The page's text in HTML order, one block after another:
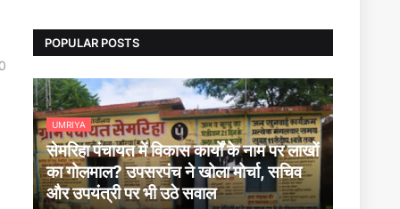
POPULAR POSTS
UMRIYA
सेमरिहा पंचायत में विकास कार्यों के नाम पर लाखों
का गोलमाल? उपसरपंच ने खोला मोर्चा, सचिव
और उपयंत्री पर भी उठे सवाल